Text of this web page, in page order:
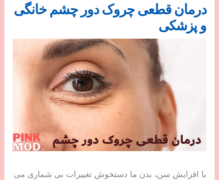
درمان قطعی چروک دور چشم خانگی
و پزشکی
با افزایش سن، بدن ما دستخوش تغییرات بی شماری می